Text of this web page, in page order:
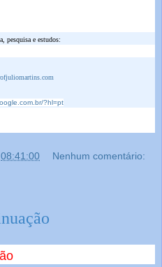
pesquisa e estudos:
?hl=pt
08:41:00 Nenhum comentário: